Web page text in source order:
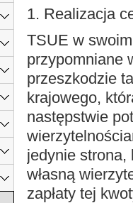
1. Realizacja
TSUE w
przypomniane
przeszkodzie
krajowego,
następstwie
jedynie strona,
własną
zapłaty tej